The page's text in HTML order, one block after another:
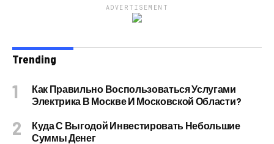
ADVERTISEMENT
Trending
Как Правильно Воспользоваться Услугами
Электрика В Москве И Московской Области?
Куда С Выгодой Инвестировать Небольшие
Суммы Денег